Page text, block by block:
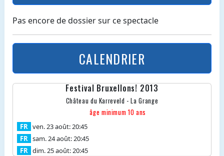
Pas encore de dossier sur ce spectacle
CALENDRIER
Festival Bruxellons! 2013
Château du Karreveld - La Grange
âge minimum 10 ans
FR ven. 23 août: 20:45
FR sam. 24 août: 20:45
FR dim. 25 août: 20:45